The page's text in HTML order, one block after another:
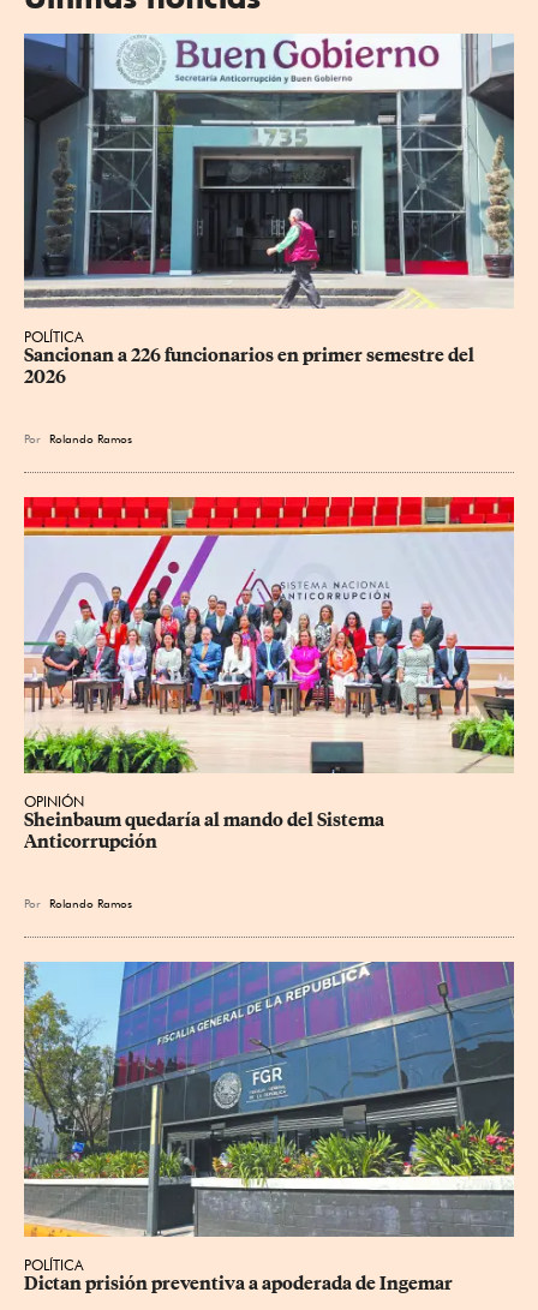
POLÍTICA
Sancionan a 226 funcionarios en primer semestre del
2026
Por Rolando Ramos
OPINIÓN
Sheinbaum quedaría al mando del Sistema
Anticorrupción
Por Rolando Ramos
POLÍTICA
Dictan prisión preventiva a apoderada de Ingemar